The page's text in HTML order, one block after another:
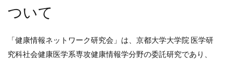
ついて
「健康情報ネットワーク研究会」は、京都大学大学院 医学研
究科社会健康医学系専攻健康情報学分野の委託研究であり、